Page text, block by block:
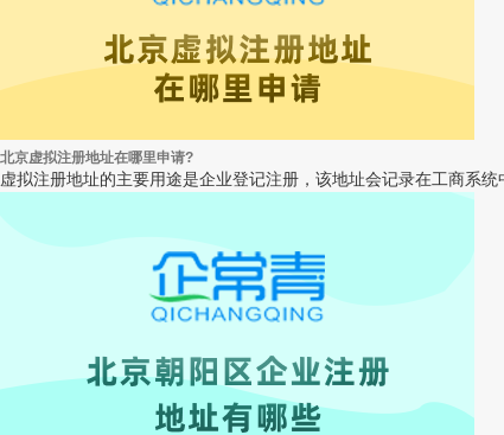
北京虚拟注册地址在哪里申请?
虚拟注册地址的主要用途是企业登记注册，该地址会记录在工商系